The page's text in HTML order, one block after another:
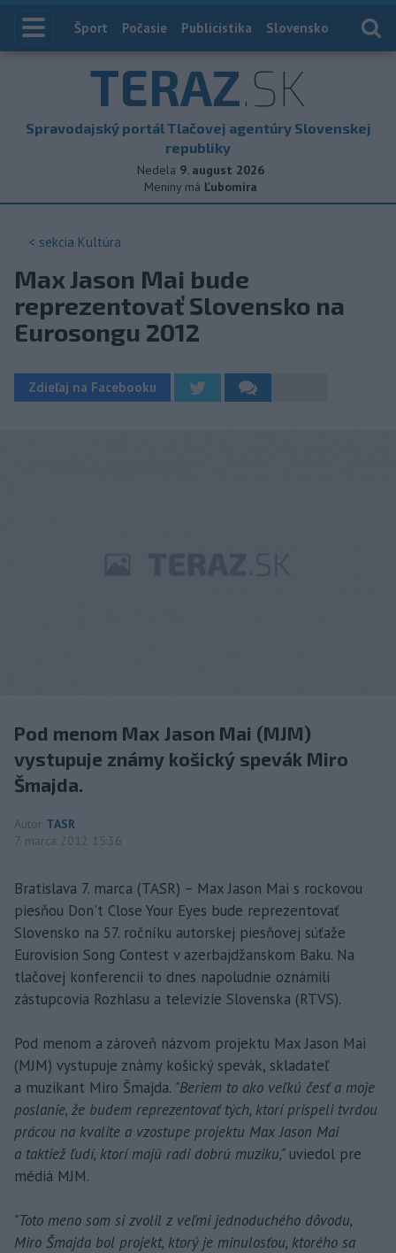
Index
Šport Počasie Publicistika Slovensko
TERAZ.SK
Spravodajský portál Tlačovej agentúry Slovenskej
republiky
Nedela 9. august 2026
Meniny má Ľubomíra
< sekcia Kultúra
Max Jason Mai bude
reprezentovať Slovensko na
Eurosongu 2012
Zdieľaj na Facebooku
Pod menom Max Jason Mai (MJM)
vystupuje známy košický spevák Miro
Šmajda.
Autor TASR
7. marca 2012 15:36
Bratislava 7. marca (TASR) – Max Jason Mai s rockovou
piesňou Don't Close Your Eyes bude reprezentovať
Slovensko na 57. ročníku autorskej piesňovej súťaže
Eurovision Song Contest v azerbajdžanskom Baku. Na
tlačovej konferencii to dnes napoludnie oznámili
zástupcovia Rozhlasu a televízie Slovenska (RTVS).
Pod menom a zároveň názvom projektu Max Jason Mai
(MJM) vystupuje známy košický spevák, skladateľ
a muzikant Miro Šmajda. "Beriem to ako veľkú česť a moje
poslanie, že budem reprezentovať tých, ktorí prispeli tvrdou
prácou na kvalite a vzostupe projektu Max Jason Mai
a taktiež ľudí, ktorí majú radi dobrú muziku," uviedol pre
médiá MJM.
"Toto meno som si zvolil z veľmi jednoduchého dôvodu,
Miro Šmajda bol projekt, ktorý je minulosťou, ktorého sa